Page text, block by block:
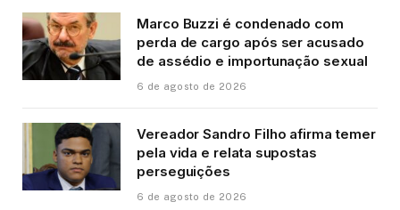
Marco Buzzi é condenado com
perda de cargo após ser acusado
de assédio e importunação sexual
6 de agosto de 2026
Vereador Sandro Filho afirma temer
pela vida e relata supostas
perseguições
6 de agosto de 2026